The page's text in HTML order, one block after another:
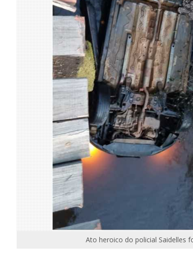
Ato heroico do policial Saidelles